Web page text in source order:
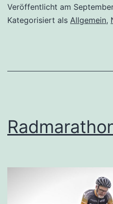
Veröffentlicht am
Kategorisiert als Allgemein,